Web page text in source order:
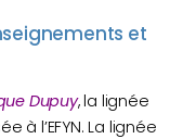
et
Dupuy, la lignée
à l’EFYN. La lignée